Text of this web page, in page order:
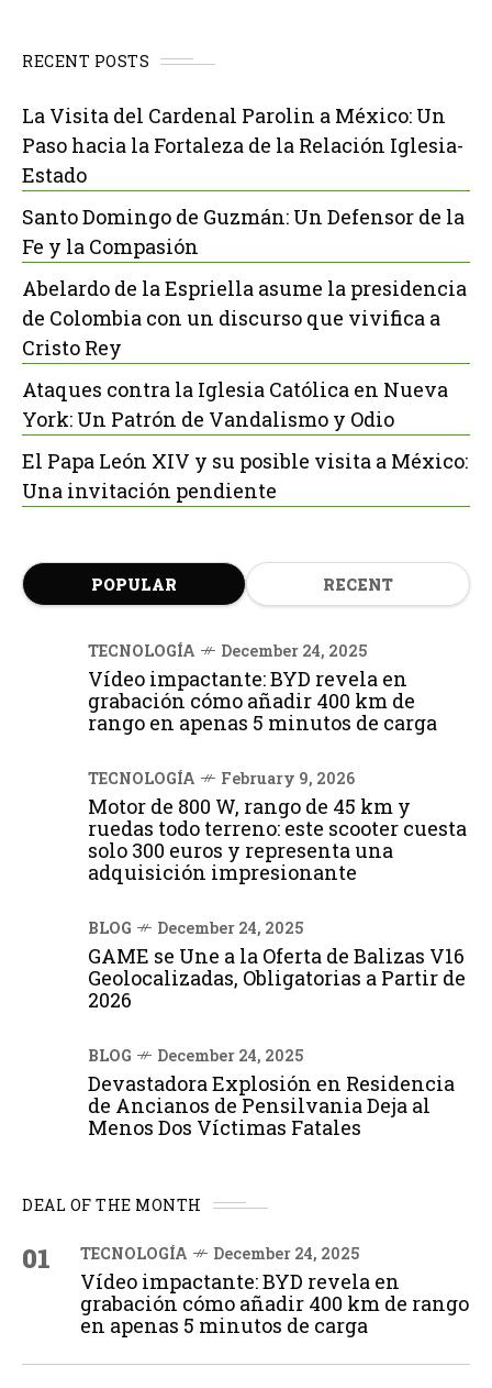
RECENT POSTS
La Visita del Cardenal Parolin a México: Un
Paso hacia la Fortaleza de la Relación Iglesia-
Estado
Santo Domingo de Guzmán: Un Defensor de la
Fe y la Compasión
Abelardo de la Espriella asume la presidencia
de Colombia con un discurso que vivifica a
Cristo Rey
Ataques contra la Iglesia Católica en Nueva
York: Un Patrón de Vandalismo y Odio
El Papa León XIV y su posible visita a México:
Una invitación pendiente
POPULAR RECENT
TECNOLOGÍA December 24, 2025
Vídeo impactante: BYD revela en
grabación cómo añadir 400 km de
rango en apenas 5 minutos de carga
TECNOLOGÍA February 9, 2026
Motor de 800 W, rango de 45 km y
ruedas todo terreno: este scooter cuesta
solo 300 euros y representa una
adquisición impresionante
BLOG December 24, 2025
GAME se Une a la Oferta de Balizas V16
Geolocalizadas, Obligatorias a Partir de
2026
BLOG December 24, 2025
Devastadora Explosión en Residencia
de Ancianos de Pensilvania Deja al
Menos Dos Víctimas Fatales
DEAL OF THE MONTH
01 TECNOLOGÍA December 24, 2025
Vídeo impactante: BYD revela en
grabación cómo añadir 400 km de rango
en apenas 5 minutos de carga